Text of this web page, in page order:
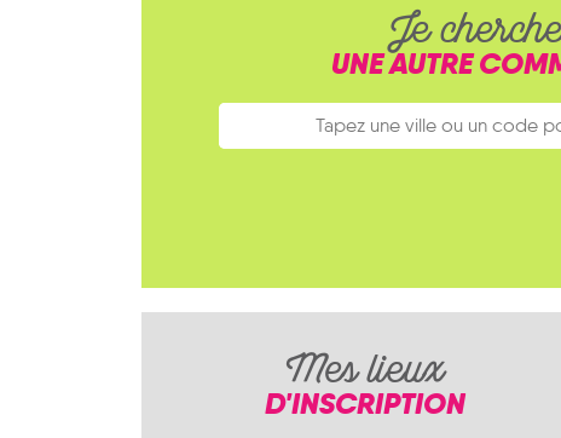
Je
UNE AUTRE
Mes lieux
D'INSCRIPTION